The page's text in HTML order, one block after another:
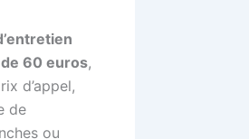
60 euros,
d’appel,
de
ou